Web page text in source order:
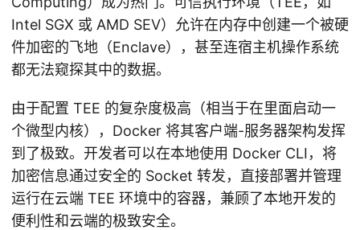
Intel SGX 或 AMD SEV）允许在内存中创建一个被硬
件加密的飞地（Enclave），甚至连宿主机操作系统
都无法窥探其中的数据。
由于配置 TEE 的复杂度极高（相当于在里面启动一
个微型内核），Docker 将其客户端-服务器架构发挥
到了极致。开发者可以在本地使用 Docker CLI，将
加密信息通过安全的 Socket 转发，直接部署并管理
运行在云端 TEE 环境中的容器，兼顾了本地开发的
便利性和云端的极致安全。